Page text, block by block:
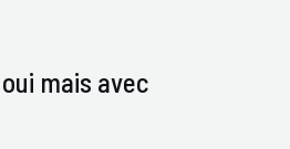
mais avec